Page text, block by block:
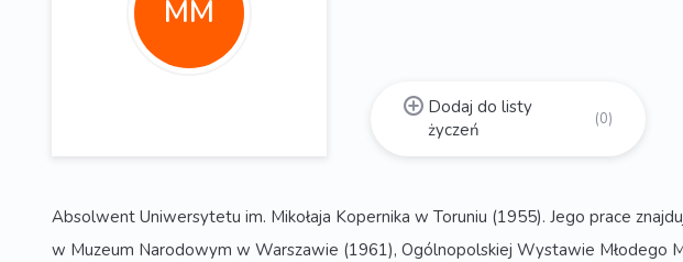
MM
Dodaj do listy
życzeń
(0)
Absolwent Uniwersytetu im. Mikołaja Kopernika w Toruniu (1955). Jego prace
w Muzeum Narodowym w Warszawie (1961), Ogólnopolskiej Wystawie Młodego